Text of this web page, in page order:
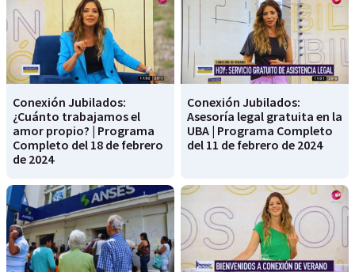
Conexión Jubilados:
¿Cuánto trabajamos el
amor propio? | Programa
Completo del 18 de febrero
de 2024
Conexión Jubilados:
Asesoría legal gratuita en la
UBA | Programa Completo
del 11 de febrero de 2024